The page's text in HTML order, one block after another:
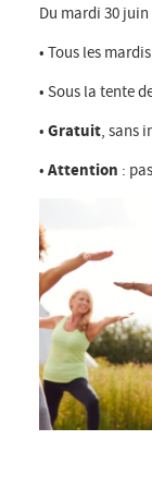
Du mardi 30
• Tous les
• Sous la tente
• Gratuit, sans
• Attention :